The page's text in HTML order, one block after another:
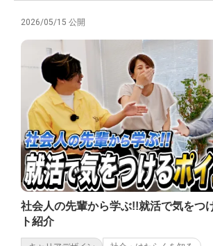
2026/05/15 公開
社会人の先輩から学ぶ!!就活で気をつ
ト紹介